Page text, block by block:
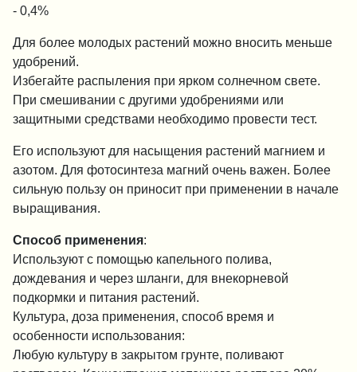
- 0,4%
Для более молодых растений можно вносить меньше
удобрений.
Избегайте распыления при ярком солнечном свете.
При смешивании с другими удобрениями или
защитными средствами необходимо провести тест.
Его используют для насыщения растений магнием и
азотом. Для фотосинтеза магний очень важен. Более
сильную пользу он приносит при применении в начале
выращивания.
Способ применения:
Используют с помощью капельного полива,
дождевания и через шланги, для внекорневой
подкормки и питания растений.
Культура, доза применения, способ время и
особенности использования:
Любую культуру в закрытом грунте, поливают